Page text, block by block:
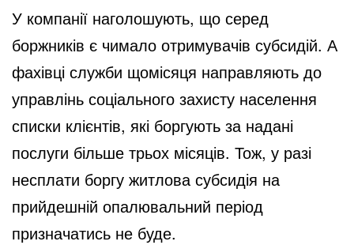
У компанії наголошують, що серед
боржників є чимало отримувачів субсидій. А
фахівці служби щомісяця направляють до
управлінь соціального захисту населення
списки клієнтів, які боргують за надані
послуги більше трьох місяців. Тож, у разі
несплати боргу житлова субсидія на
прийдешній опалювальний період
призначатись не буде.